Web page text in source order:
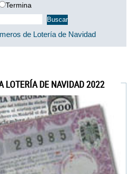
Termina
de Lotería de Navidad
LOTERÍA DE NAVIDAD 2022